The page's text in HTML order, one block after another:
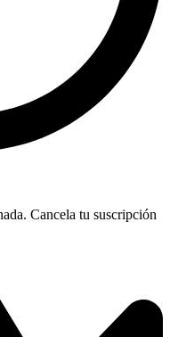
Cancela tu suscripción